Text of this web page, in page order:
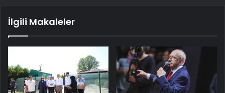
İlgili Makaleler